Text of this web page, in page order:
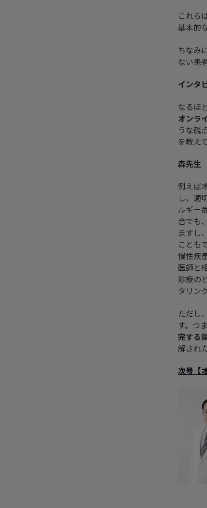
これら
基本的
ちなみ
ない患
インタ
なるほど
オンラ
うな観
を教え
森先生
例えば
し、適
ルギー
合でも
ますし
ことも
慢性疾
医師と
診療の
タリン
ただし
す。つ
完する
解され
次号 【